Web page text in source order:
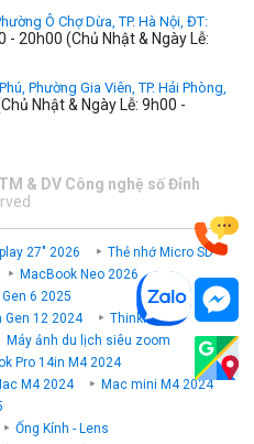
Ô Chợ Dừa, TP. Hà Nội, ĐT:
- 20h00 (Chủ Nhật & Ngày Lễ:
Phường Gia Viên, TP. Hải Phòng,
Nhật & Ngày Lễ: 9h00 -
& DV Công nghệ số Đỉnh
27" 2026
Thẻ nhớ Micro SD
MacBook Neo 2026
6 2025
Gen 12 2024
ThinkPad P
Máy ảnh du lịch siêu zoom
Pro 14in M4 2024
M4 2024
Mac mini M4 2024
Ống Kính - Lens